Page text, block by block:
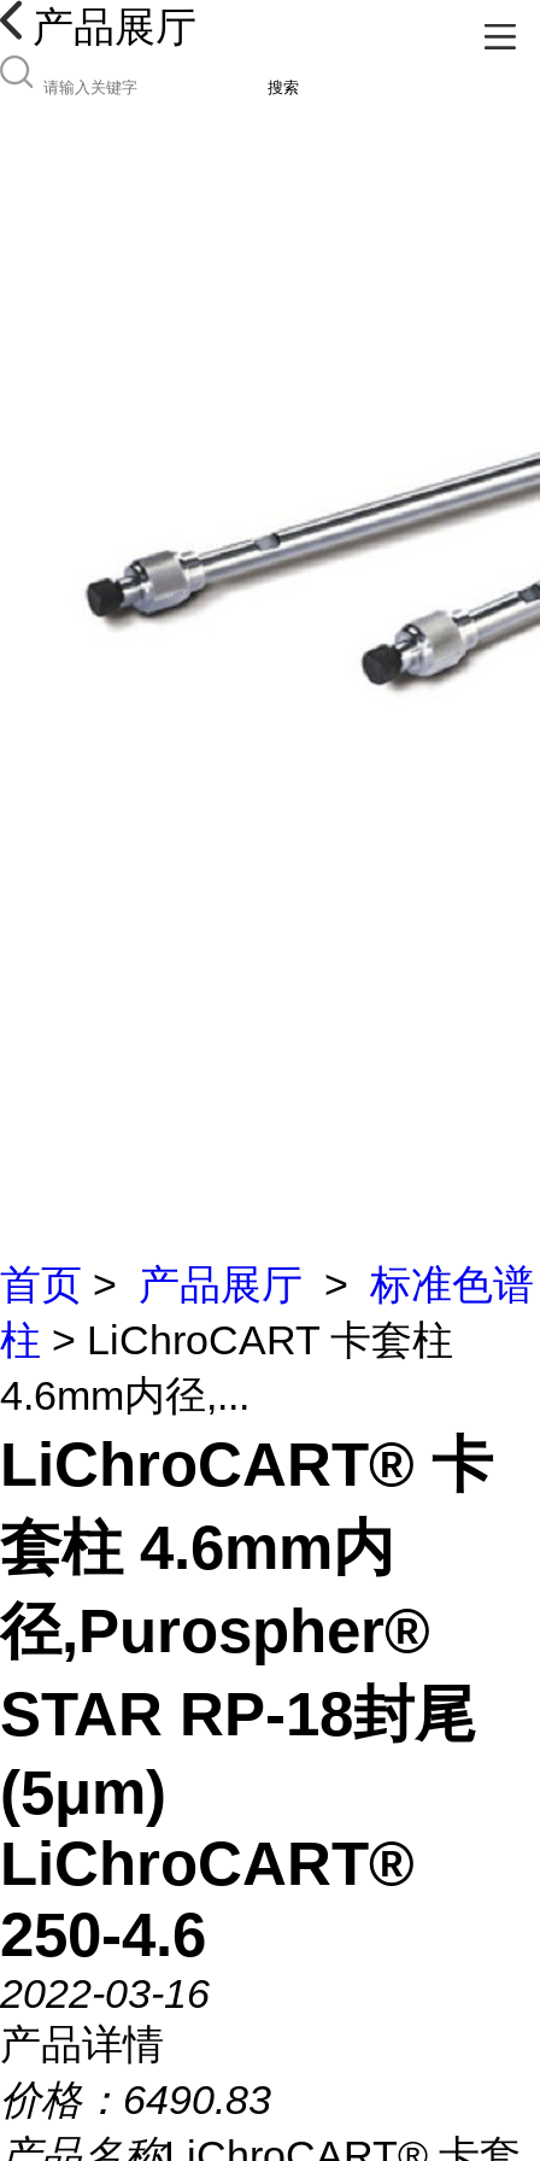
产品展厅
搜索
首页 > 产品展厅 > 标准色谱
柱 > LiChroCART 卡套柱
4.6mm内径,...
LiChroCART® 卡
套柱 4.6mm内
径,Purospher®
STAR RP-18封尾
(5μm)
LiChroCART®
250-4.6
2022-03-16
产品详情
价格： 6490.83